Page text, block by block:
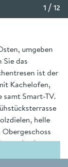
1 / 12
umgeben
Sie das
ist der
Kachelofen,
samt Smart-TV.
helle
sowie ein
und TV,